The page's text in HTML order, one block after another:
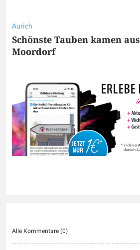
Aurich
Schönste Tauben kamen aus
Moordorf
Alle Kommentare (0)